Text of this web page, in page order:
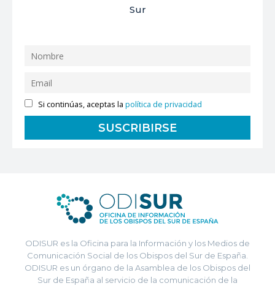
Sur
Si continúas, aceptas lapolítica de privacidad
ODISUR es la Oficina para la Información y los Medios de
Comunicación Social de los Obispos del Sur de España.
ODISUR es un órgano de la Asamblea de los Obispos del
Sur de España al servicio de la comunicación de la